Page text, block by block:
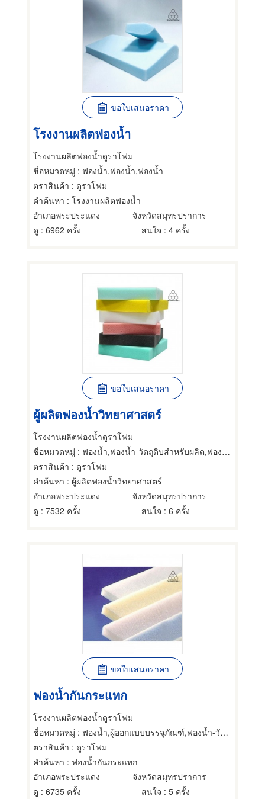
ขอใบเสนอราคา
โรงงานผลิตฟองน้ำ
โรงงานผลิตฟองน้ำดูราโฟม
ชื่อหมวดหมู่ : ฟองน้ำ,ฟองน้ำ,ฟองน้ำ
ตราสินค้า : ดูราโฟม
คำค้นหา : โรงงานผลิตฟองน้ำ
อำเภอพระประแดง
จังหวัดสมุทรปราการ
ดู : 6962 ครั้ง สนใจ : 4 ครั้ง
ขอใบเสนอราคา
ผู้ผลิตฟองน้ำวิทยาศาสตร์
โรงงานผลิตฟองน้ำดูราโฟม
ชื่อหมวดหมู่ : ฟองน้ำ,ฟองน้ำ-วัตถุดิบสำหรับผลิต,ฟองน้ำ
ตราสินค้า : ดูราโฟม
คำค้นหา : ผู้ผลิตฟองน้ำวิทยาศาสตร์
อำเภอพระประแดง
จังหวัดสมุทรปราการ
ดู : 7532 ครั้ง สนใจ : 6 ครั้ง
ขอใบเสนอราคา
ฟองน้ำกันกระแทก
โรงงานผลิตฟองน้ำดูราโฟม
ชื่อหมวดหมู่ : ฟองน้ำ,ผู้ออกแบบบรรจุภัณฑ์,ฟองน้ำ-วัตถุดิบสำหรับผลิต
ตราสินค้า : ดูราโฟม
คำค้นหา : ฟองน้ำกันกระแทก
อำเภอพระประแดง
จังหวัดสมุทรปราการ
ดู : 6735 ครั้ง สนใจ : 5 ครั้ง